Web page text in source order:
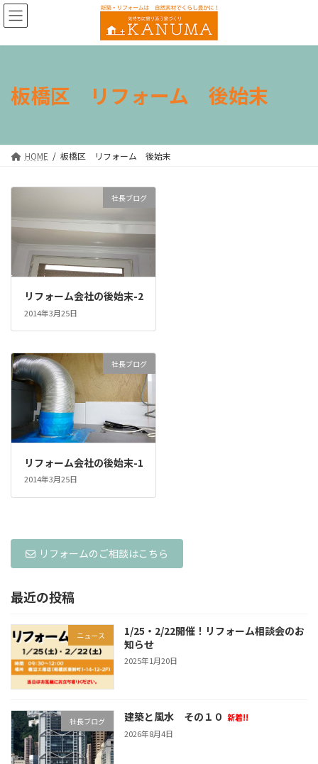
コ
ン
ン
ナ
ビ
ー
板橋区 リフォーム 後始末
HOME 板橋区 リフォーム 後始末
社長ブログ
リフォーム会社の後始末-2
2014年3月25日
社長ブログ
リフォーム会社の後始末-1
2014年3月25日
リフォームのご相談はこちら
最近の投稿
ニュース
1/25・2/22開催！リフォーム相談会のお
知らせ
2025年1月20日
社長ブログ 建築と風水 その１０ 新着!!
2026年8月4日